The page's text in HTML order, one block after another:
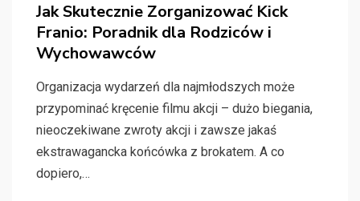
Jak Skutecznie Zorganizować Kick
Franio: Poradnik dla Rodziców i
Wychowawców
Organizacja wydarzeń dla najmłodszych może
przypominać kręcenie filmu akcji – dużo biegania,
nieoczekiwane zwroty akcji i zawsze jakaś
ekstrawagancka końcówka z brokatem. A co
dopiero,…